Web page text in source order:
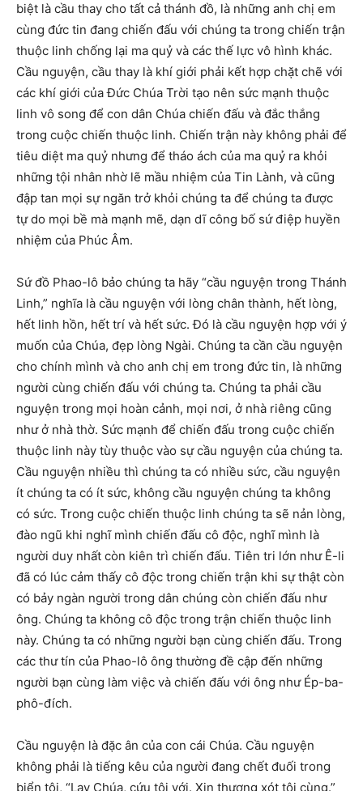
biệt là cầu thay cho tất cả thánh đồ, là những anh chị em
cùng đức tin đang chiến đấu với chúng ta trong chiến trận
thuộc linh chống lại ma quỷ và các thế lực vô hình khác.
Cầu nguyện, cầu thay là khí giới phải kết hợp chặt chẽ với
các khí giới của Đức Chúa Trời tạo nên sức mạnh thuộc
linh vô song để con dân Chúa chiến đấu và đắc thắng
trong cuộc chiến thuộc linh. Chiến trận này không phải để
tiêu diệt ma quỷ nhưng để tháo ách của ma quỷ ra khỏi
những tội nhân nhờ lẽ mầu nhiệm của Tin Lành, và cũng
đập tan mọi sự ngăn trở khỏi chúng ta để chúng ta được
tự do mọi bề mà mạnh mẽ, dạn dĩ công bố sứ điệp huyền
nhiệm của Phúc Âm.
Sứ đồ Phao-lô bảo chúng ta hãy “cầu nguyện trong Thánh
Linh,” nghĩa là cầu nguyện với lòng chân thành, hết lòng,
hết linh hồn, hết trí và hết sức. Đó là cầu nguyện hợp với ý
muốn của Chúa, đẹp lòng Ngài. Chúng ta cần cầu nguyện
cho chính mình và cho anh chị em trong đức tin, là những
người cùng chiến đấu với chúng ta. Chúng ta phải cầu
nguyện trong mọi hoàn cảnh, mọi nơi, ở nhà riêng cũng
như ở nhà thờ. Sức mạnh để chiến đấu trong cuộc chiến
thuộc linh này tùy thuộc vào sự cầu nguyện của chúng ta.
Cầu nguyện nhiều thì chúng ta có nhiều sức, cầu nguyện
ít chúng ta có ít sức, không cầu nguyện chúng ta không
có sức. Trong cuộc chiến thuộc linh chúng ta sẽ nản lòng,
đào ngũ khi nghĩ mình chiến đấu cô độc, nghĩ mình là
người duy nhất còn kiên trì chiến đấu. Tiên tri lớn như Ê-li
đã có lúc cảm thấy cô độc trong chiến trận khi sự thật còn
có bảy ngàn người trong dân chúng còn chiến đấu như
ông. Chúng ta không cô độc trong trận chiến thuộc linh
này. Chúng ta có những người bạn cùng chiến đấu. Trong
các thư tín của Phao-lô ông thường đề cập đến những
người bạn cùng làm việc và chiến đấu với ông như Ép-ba-
phô-đích.
Cầu nguyện là đặc ân của con cái Chúa. Cầu nguyện
không phải là tiếng kêu của người đang chết đuối trong
biển tội, “Lạy Chúa, cứu tôi với. Xin thương xót tôi cùng.”